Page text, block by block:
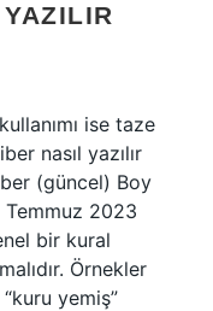
ise taze
nasıl yazılır
(güncel) Boy
2023
bir kural
Örnekler
“kuru yemiş”